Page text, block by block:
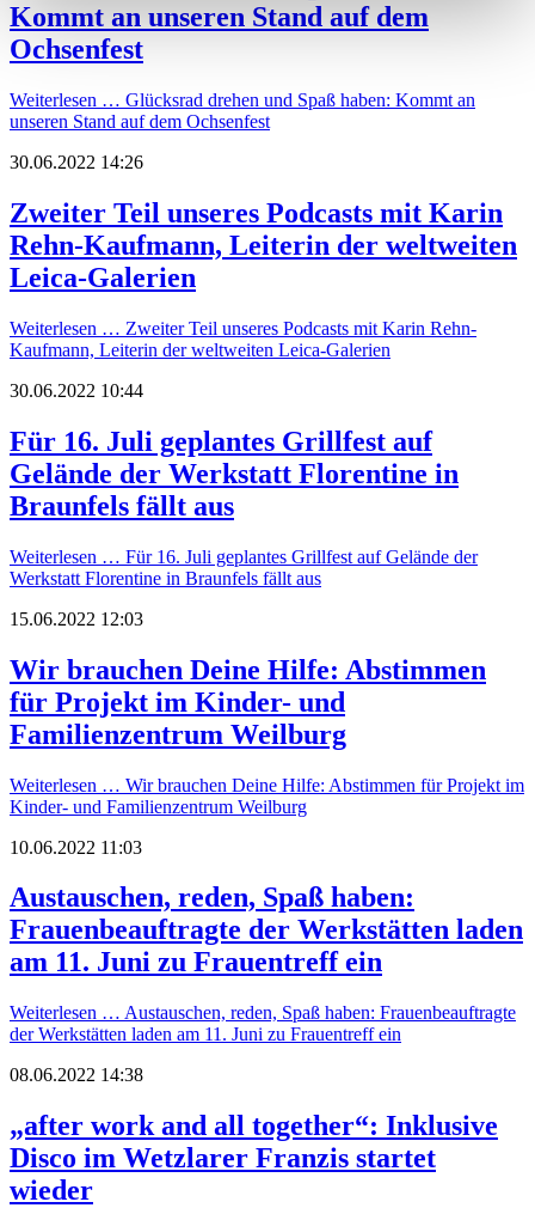
Kommt an unseren Stand auf dem
Ochsenfest
Weiterlesen … Glücksrad drehen und Spaß haben: Kommt an
unseren Stand auf dem Ochsenfest
30.06.2022 14:26
Zweiter Teil unseres Podcasts mit Karin
Rehn-Kaufmann, Leiterin der weltweiten
Leica-Galerien
Weiterlesen … Zweiter Teil unseres Podcasts mit Karin Rehn-
Kaufmann, Leiterin der weltweiten Leica-Galerien
30.06.2022 10:44
Für 16. Juli geplantes Grillfest auf
Gelände der Werkstatt Florentine in
Braunfels fällt aus
Weiterlesen … Für 16. Juli geplantes Grillfest auf Gelände der
Werkstatt Florentine in Braunfels fällt aus
15.06.2022 12:03
Wir brauchen Deine Hilfe: Abstimmen
für Projekt im Kinder- und
Familienzentrum Weilburg
Weiterlesen … Wir brauchen Deine Hilfe: Abstimmen für Projekt im
Kinder- und Familienzentrum Weilburg
10.06.2022 11:03
Austauschen, reden, Spaß haben:
Frauenbeauftragte der Werkstätten laden
am 11. Juni zu Frauentreff ein
Weiterlesen … Austauschen, reden, Spaß haben: Frauenbeauftragte
der Werkstätten laden am 11. Juni zu Frauentreff ein
08.06.2022 14:38
„after work and all together“: Inklusive
Disco im Wetzlarer Franzis startet
wieder